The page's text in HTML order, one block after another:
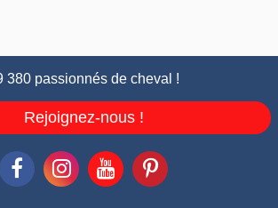
380 passionnés de cheval !
Rejoignez-nous !